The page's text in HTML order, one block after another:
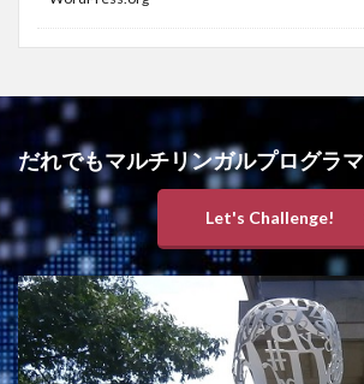
だれでもマルチリンガルプログラマ
Let's Challenge!